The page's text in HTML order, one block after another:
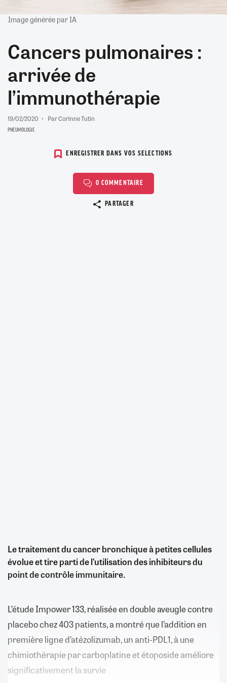
Image générée par IA
Cancers pulmonaires :
arrivée de
l’immunothérapie
19/02/2020 Par Corinne Tutin
PNEUMOLOGIE
ENREGISTRER DANS VOS SELECTIONS
0 COMMENTAIRE
PARTAGER
Le traitement du cancer bronchique à petites cellules
évolue et tire parti de l’utilisation des inhibiteurs du
point de contrôle immunitaire.
L’étude Impower 133, réalisée en double aveugle contre
placebo chez 403 patients, a montré que l’addition en
première ligne d’atézolizumab, un anti-PDL1, à une
chimiothérapie par carboplatine et étoposide améliore
significativement la survie